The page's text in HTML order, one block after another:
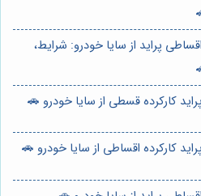
پراید از سایا خودرو: شرایط،
کارکرده قسطی از سایا خودرو 🚗
کارکرده اقساطی از سایا خودرو 🚗